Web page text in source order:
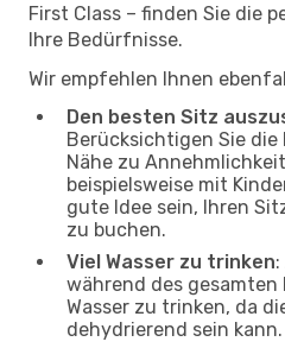
First Class – finden Sie die
Ihre Bedürfnisse.
Wir empfehlen Ihnen
Den besten Sitz
Berücksichtigen Sie
Nähe zu
beispielsweise mit
gute Idee sein, Ihren
zu buchen.
Viel Wasser zu trinken
während des gesamten
Wasser zu trinken, da
dehydrierend sein kann.